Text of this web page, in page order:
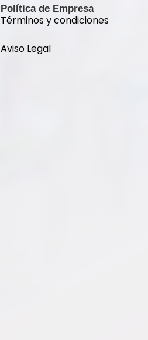
Política de Empresa
Términos y condiciones
Aviso Legal